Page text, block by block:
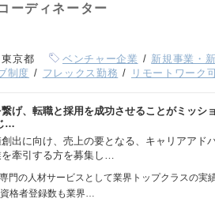
ーディネーター
東京都 ベンチャー企業 新規事業・
制度 フレックス勤務 リモートワーク
げ、転職と採用を成功させることがミッシ
…
出に向け、売上の要となる、キャリアアド
牽引する方を募集し…
門の人材サービスとして業界トップクラスの実
格者登録数も業界…